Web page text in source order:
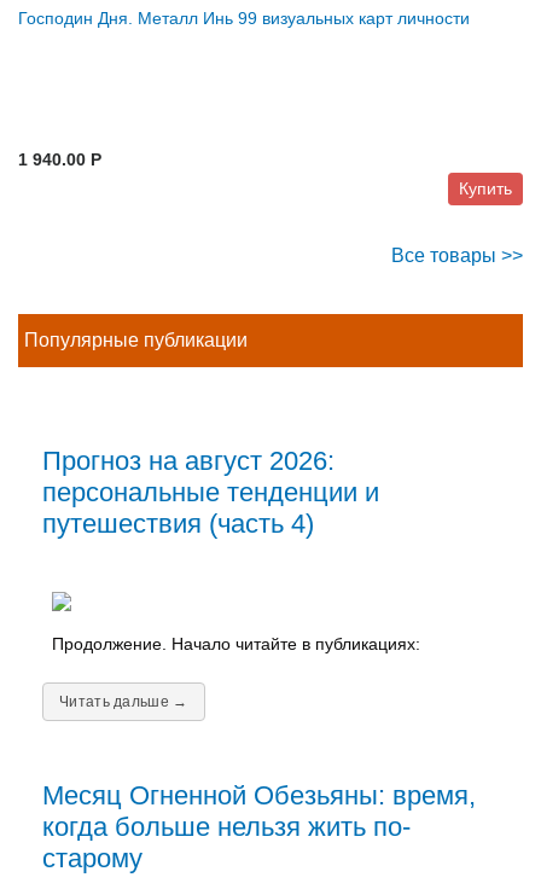
Господин Дня. Металл Инь 99 визуальных карт личности
1 940.00 P
Купить
Все товары >>
Популярные публикации
Прогноз на август 2026:
персональные тенденции и
путешествия (часть 4)
Продолжение. Начало читайте в публикациях:
Читать дальше →
Месяц Огненной Обезьяны: время,
когда больше нельзя жить по-
старому